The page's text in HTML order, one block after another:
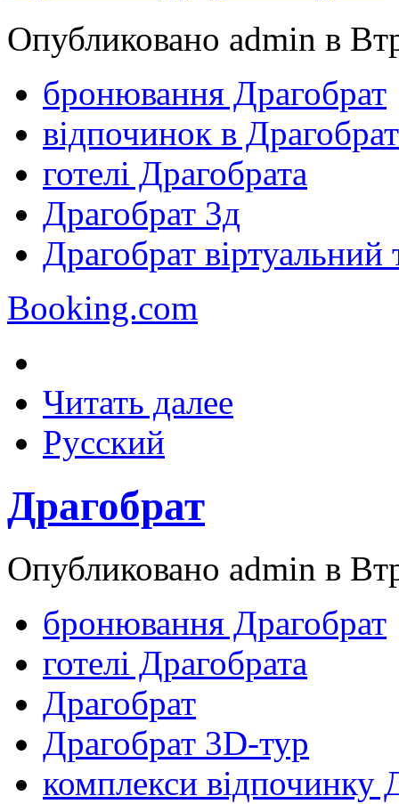
Опубликовано admin в
бронювання Драгобрат
відпочинок в
готелі Драгобрата
Драгобрат 3д
Драгобрат віртуальний
Booking.com
Читать далее
Русский
Драгобрат
Опубликовано admin в
бронювання Драгобрат
готелі Драгобрата
Драгобрат
Драгобрат 3D-тур
комплекси відпочинку